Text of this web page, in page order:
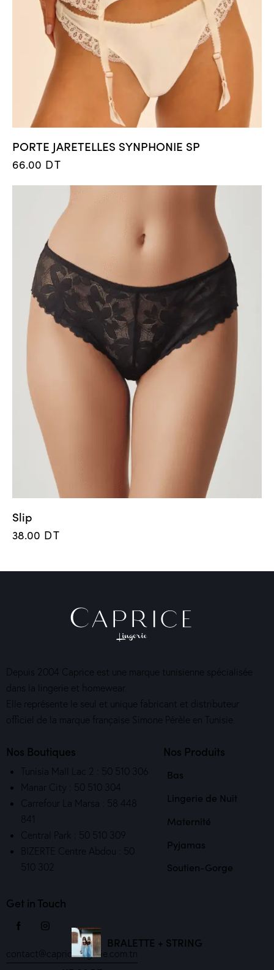
PORTE JARETELLES SYNPHONIE SP
66.00 DT
Slip
38.00 DT
Depuis 2004 Caprice est une marque tunisienne spécialisée
dans la lingerie et homewear.
Elle représente le seul et unique fabricant et distributeur
officiel de la marque française Simone Pérèle en Tunisie.
Nos Boutiques
Tunisia Mall Lac 2 : 50 510 306
Manar City : 50 510 304
Carrefour La Marsa : 58 448
841
Central Park : 50 510 309
BIZERTE Centre Abdou : 50
510 302
Nos Produits
Bas
Lingerie de Nuit
Maternité
Pyjamas
Soutien-Gorge
Get in Touch
contact@capricelingerie.com.tn
BRALETTE + STRING